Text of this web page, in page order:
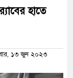
হাতে
১৩ জুন ২০২৩